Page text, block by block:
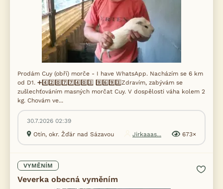
Prodám Cuy (obří) morče - I have WhatsApp. Nacházím se 6 km
od D1. ➕4️⃣2️⃣0️⃣7️⃣7️⃣4️⃣0️⃣3️⃣ 9️⃣6️⃣9️⃣3️⃣Zdravím, zabývám se
zušlechťováním masných morčat Cuy. V dospělosti váha kolem 2
kg. Chovám ve...
30.7.2026 02:39
Otín, okr. Žďár nad Sázavou
Jirkaaas... 673×
VYMĚNÍM
Veverka obecná vyměním